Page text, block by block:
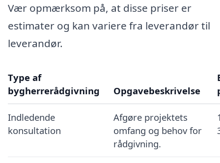
Vær opmærksom på, at disse priser er
estimater og kan variere fra leverandør til
leverandør.
Type af
bygherrerådgivning
Opgavebeskrivelse
Indledende
konsultation
Afgøre projektets
omfang og behov for
rådgivning.